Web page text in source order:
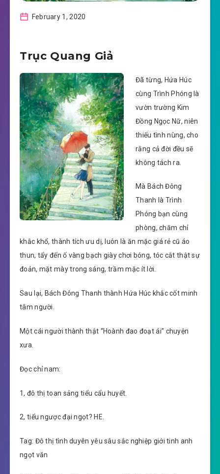
February 1, 2020
Trục Quang Giả
Đã từng, Hứa Húc
cùng Trình Phóng là
vườn trường Kim
Đồng Ngọc Nữ, niên
thiếu tình nùng, cho
rằng cả đời đều sẽ
không tách ra.
Mà Bách Đông
Thanh là Trình
Phóng bạn cùng
phòng, chăm chỉ
khắc khổ, thành tích ưu dị, luôn là ăn mặc giá rẻ cũ áo
thun, tẩy đến ố vàng bạch giày chơi bóng, tóc cắt thật sự
đoản, mặt mày trong sáng, trầm mặc ít lời.
Sau lại, Bách Đông Thanh thành Hứa Húc khắc cốt minh
tâm người.
Một cái người thành thật “Hoành đao đoạt ái” chuyện
xưa.
Đọc chỉ nam:
1, đô thị toan sảng tiểu cẩu huyết.
2, tiểu ngược đại ngọt? HE.
Tag: Đô thị tình duyên yêu sâu sắc nghiệp giới tinh anh
ngọt văn